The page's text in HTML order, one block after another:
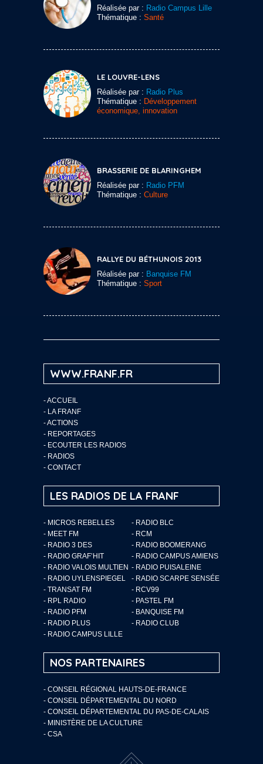
Réalisée par : Radio Campus Lille
Thématique : Santé
LE LOUVRE-LENS
Réalisée par : Radio Plus
Thématique : Développement
économique, innovation
BRASSERIE DE BLARINGHEM
Réalisée par : Radio PFM
Thématique : Culture
RALLYE DU BÉTHUNOIS 2013
Réalisée par : Banquise FM
Thématique : Sport
WWW.FRANF.FR
-ACCUEIL
- LA FRANF
-ACTIONS
- REPORTAGES
- ECOUTER LES RADIOS
- RADIOS
- CONTACT
LES RADIOS DE LA FRANF
- MICROS REBELLES
- RADIO BLC
- MEET FM
- RCM
- RADIO 3 DES
- RADIO BOOMERANG
- RADIO GRAF’HIT
- RADIO CAMPUS AMIENS
- RADIO VALOIS MULTIEN - RADIO PUISALEINE
- RADIO UYLENSPIEGEL
- RADIO SCARPE SENSÉE
- TRANSAT FM
- RCV99
- RPL RADIO
- PASTEL FM
- RADIO PFM
- BANQUISE FM
- RADIO PLUS
- RADIO CLUB
- RADIO CAMPUS LILLE
NOS PARTENAIRES
- CONSEIL RÉGIONAL HAUTS-DE-FRANCE
- CONSEIL DÉPARTEMENTAL DU NORD
- CONSEIL DÉPARTEMENTAL DU PAS-DE-CALAIS
- MINISTÈRE DE LA CULTURE
- CSA